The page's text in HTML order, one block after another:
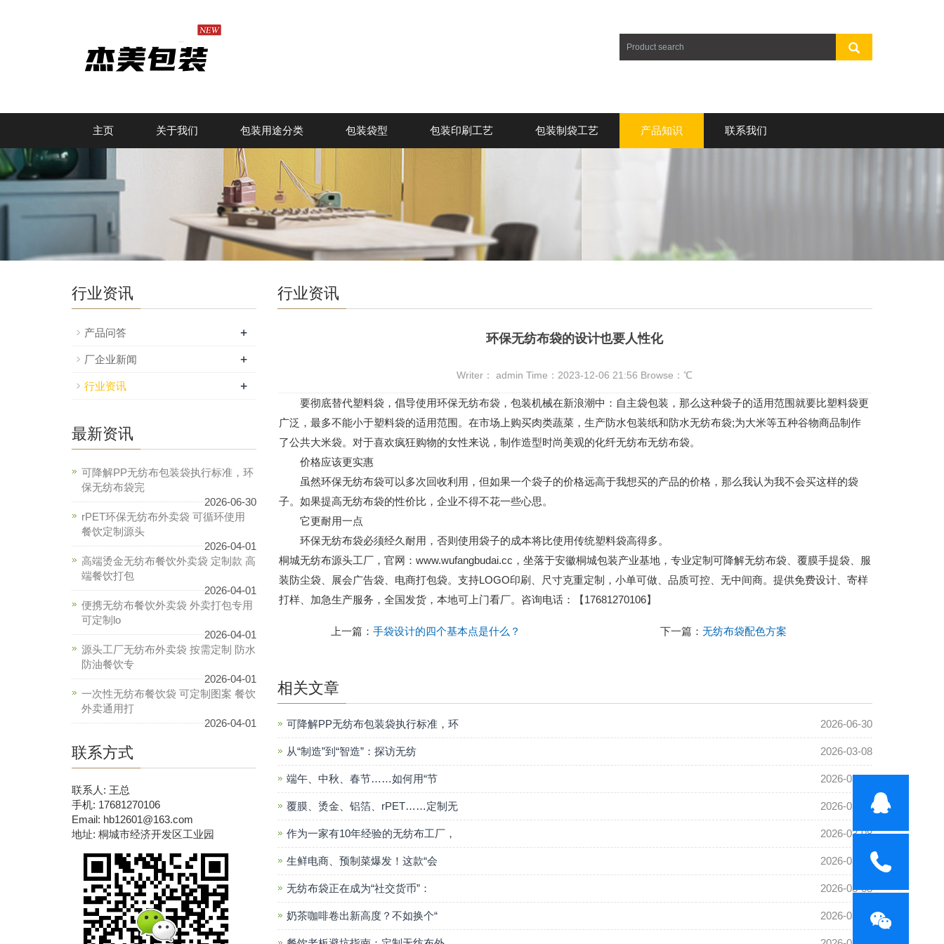
主页 关于我们 包装用途分类 包装袋型 包装印刷工艺 包装制袋工艺 产品知识 联系我们
行业资讯
环保无纺布袋的设计也要人性化
Writer： admin Time：2023-12-06 21:56 Browse：℃
要彻底替代塑料袋，倡导使用环保无纺布袋 ，包装机械在新浪潮中：自主袋包装，那么这种袋子的适用范围就要比塑料袋更
广泛，最多不能小于塑料袋的适用范围。在市场上购买肉类蔬菜，生产防水包装纸和防水无纺布袋;为大米等五种谷物商品制作
了公共大米袋。对于喜欢疯狂购物的女性来说，制作造型时尚美观的化纤无纺布无纺布袋。
价格应该更实惠
虽然环保无纺布袋可以多次回收利用，但如果一个袋子的价格远高于我想买的产品的价格，那么我认为我不会买这样的袋
子。如果提高无纺布袋的性价比，企业不得不花一些心思。
它更耐用一点
环保无纺布袋必须经久耐用，否则使用袋子的成本将比使用传统塑料袋高得多。
桐城无纺布源头工厂，官网：www.wufangbudai.cc，坐落于安徽桐城包装产业基地，专业定制可降解无纺布袋、覆膜手提袋、服
装防尘袋、展会广告袋、电商打包袋。支持LOGO印刷、尺寸克重定制，小单可做、品质可控、无中间商。提供免费设计、寄样
打样、加急生产服务，全国发货，本地可上门看厂。咨询电话：【17681270106】
上一篇：手袋设计的四个基本点是什么？ 下一篇：无纺布袋配色方案
相关文章
可降解PP无纺布包装袋执行标准，环 2026-06-30
从“制造”到“智造”：探访无纺 2026-03-08
端午、中秋、春节……如何用“节 2026-03-08
覆膜、烫金、铝箔、rPET……定制无 2026-03-08
作为一家有10年经验的无纺布工厂， 2026-03-08
生鲜电商、预制菜爆发！这款“会 2026-03-08
无纺布袋正在成为“社交货币”： 2026-03-08
奶茶咖啡卷出新高度？不如换个“ 2026-03-08
行业资讯
产品问答 +
厂企业新闻 +
行业资讯 +
最新资讯
可降解PP无纺布包装袋执行标准，环
保无纺布袋完
2026-06-30
rPET环保无纺布外卖袋 可循环使用
餐饮定制源头
2026-04-01
高端烫金无纺布餐饮外卖袋 定制款 高
端餐饮打包
2026-04-01
便携无纺布餐饮外卖袋 外卖打包专用
可定制lo
2026-04-01
源头工厂无纺布外卖袋 按需定制 防水
防油餐饮专
2026-04-01
一次性无纺布餐饮袋 可定制图案 餐饮
外卖通用打
2026-04-01
联系方式
联系人: 王总
手机: 17681270106
Email: hb12601@163.com
地址: 桐城市经济开发区工业园